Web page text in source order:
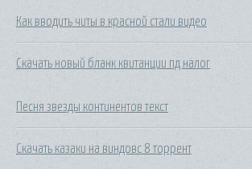
Как вводить читы в красной стали видео
Скачать новый бланк квитанции пд налог
Песня звезды континентов текст
Скачать казаки на виндовс 8 торрент